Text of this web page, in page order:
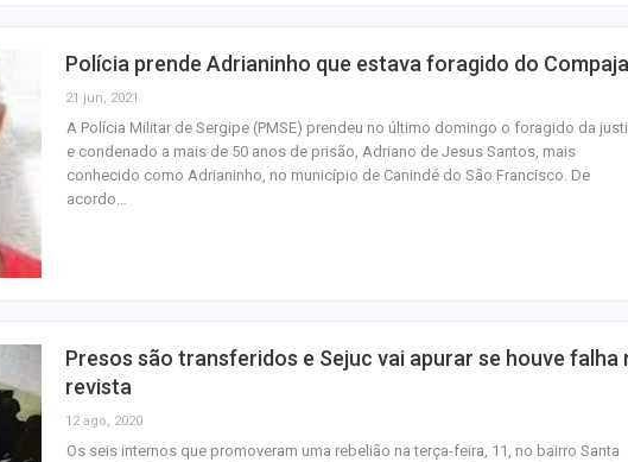
Polícia prende Adrianinho que estava foragido do
21 jun, 2021
A Polícia Militar de Sergipe (PMSE) prendeu no último domingo o foragido da
e condenado a mais de 50 anos de prisão, Adriano de Jesus Santos, mais
conhecido como Adrianinho, no município de Canindé do São Francisco. De
acordo…
Presos são transferidos e Sejuc vai apurar se houve falha
revista
12 ago, 2020
Os seis internos que promoveram uma rebelião na terça-feira, 11, no bairro Santa